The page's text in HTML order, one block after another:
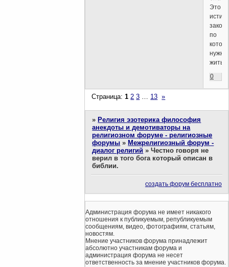
Это
закон
по
нужно
жить?
0
Страница:1 2 3 13 »
» Религия эзотерика философия
анекдоты и демотиваторы на
религиозном форуме - религиозные
форумы » Межрелигиозный форум -
диалог религий »Честно говоря не
верил в того бога который описан в
библии.
создать форум бесплатно
Администрация форума не имеет никакого
отношения к публикуемым, републикуемым
сообщениям, видео, фотографиям, статьям,
новостям.
Мнение участников форума принадлежит
абсолютно участникам форума и
администрация форума не несет
ответственность за мнение участников форума.